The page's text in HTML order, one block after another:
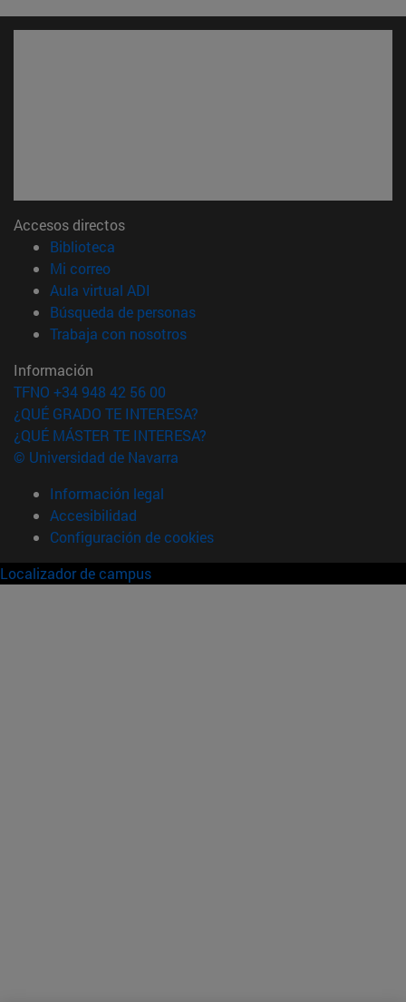
Accesos directos
Biblioteca
Mi correo(abre en nueva ventana)
Aula virtual ADI
Búsqueda de personas(abre en nueva ventana)
Trabaja con nosotros(abre en nueva ventana)
Información
TFNO +34 948 42 56 00
¿QUÉ GRADO TE INTERESA?
¿QUÉ MÁSTER TE INTERESA?
© Universidad de Navarra
Información legal
Accesibilidad
Configuración de cookies
Localizador de campus